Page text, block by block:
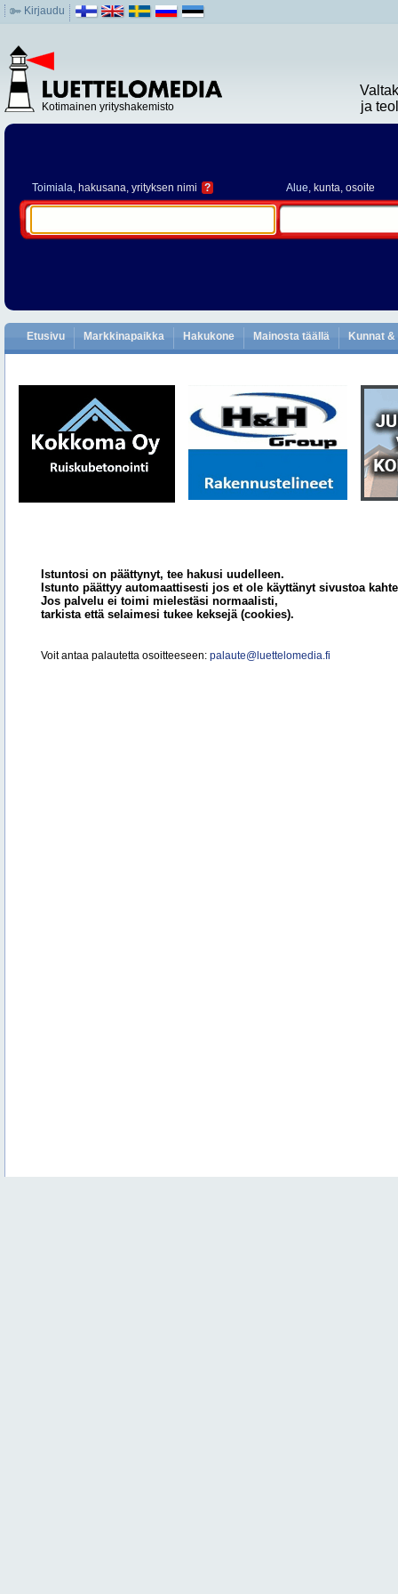
Kirjaudu
Kotimainen yrityshakemisto
ja
Toimiala, hakusana, yrityksen nimi ? Alue, kunta, osoite
Etusivu Markkinapaikka Hakukone Mainosta täällä Kunnat
Istuntosi on päättynyt, tee hakusi uudelleen.
Istunto päättyy automaattisesti jos et ole käyttänyt sivustoa
Jos palvelu ei toimi mielestäsi normaalisti,
tarkista että selaimesi tukee keksejä (cookies).
Voit antaa palautetta osoitteeseen: palaute@luettelomedia.fi